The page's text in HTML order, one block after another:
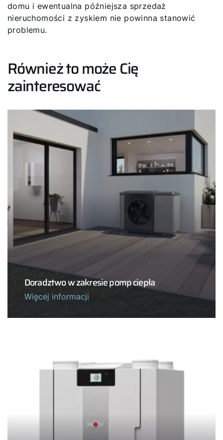
domu i ewentualna późniejsza sprzedaż
nieruchomości z zyskiem nie powinna stanowić
problemu.
Również to może Cię
zainteresować
Doradztwo w zakresie pomp ciepła
Więcej informacji